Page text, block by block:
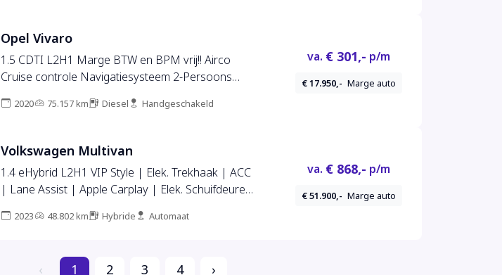
Opel Vivaro
1.5 CDTI L2H1 Marge BTW en BPM vrij!! Airco
Cruise controle Navigatiesysteem 2-Persoons
6 Bpm en Btw vrij voor particulier gebruik !!
2020 75.157 km Diesel Handgeschakeld
va. € 301,- p/m
€ 17.950,- Marge auto
Volkswagen Multivan
1.4 eHybrid L2H1 VIP Style | Elek. Trekhaak | ACC
| Lane Assist | Apple Carplay | Elek. Schuifdeuren
2023 48.802 km Hybride Automaat
va. € 868,- p/m
€ 51.900,- Marge auto
‹ 1 2 3 4 ›